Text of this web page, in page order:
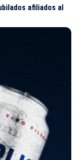
afiliados al